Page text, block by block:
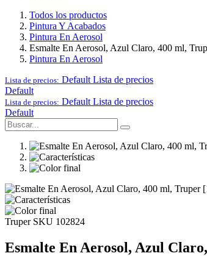
Todos los productos
Pintura Y Acabados
Pintura En Aerosol
Esmalte En Aerosol, Azul Claro, 400 ml,
Pintura En Aerosol
Lista de precios: Default Lista de precios
Default
Lista de precios: Default Lista de precios
Default
Truper SKU 102824
Esmalte En Aerosol, Azul